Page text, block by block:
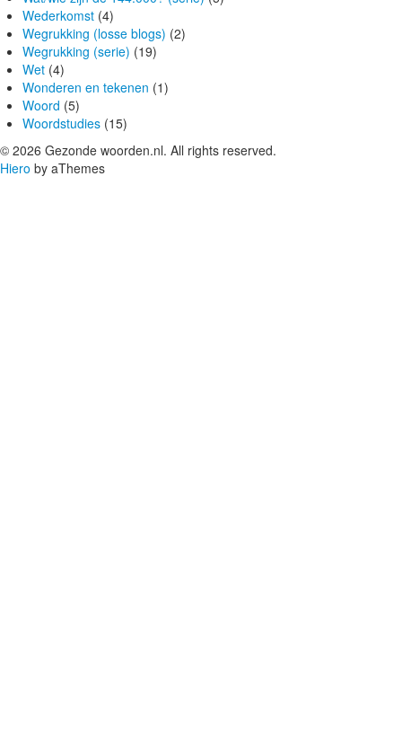
Wederkomst (4)
Wegrukking (losse blogs) (2)
Wegrukking (serie) (19)
Wet (4)
Wonderen en tekenen (1)
Woord (5)
Woordstudies (15)
© 2026 Gezonde woorden.nl. All rights reserved.
Hiero by aThemes